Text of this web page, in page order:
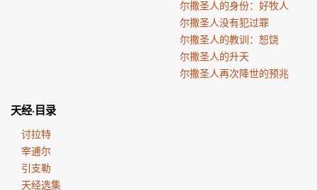
尔撒圣人的身份：好牧人
尔撒圣人没有犯过罪
尔撒圣人的教训：恕饶
尔撒圣人的升天
尔撒圣人再次降世的预兆
天经·目录
讨拉特
宰逋尔
引支勒
天经选集